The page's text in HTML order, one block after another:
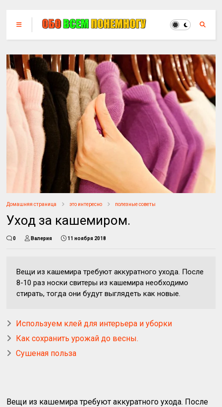
Домашняя страница это интересно полезные советы
Уход за кашемиром.
0 Валерия 11 ноября 2018
Вещи из кашемира требуют аккуратного ухода. После
8-10 раз носки свитеры из кашемира необходимо
стирать, тогда они будут выглядеть как новые.
Используем клей для интерьера и уборки
Как сохранить урожай до весны.
Сушеная польза
Вещи из кашемира требуют аккуратного ухода. После